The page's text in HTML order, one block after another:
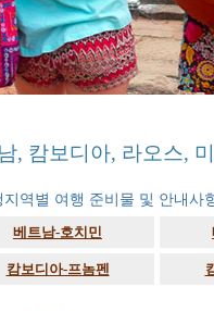
, 캄보디아, 라오스,
지역별 여행 준비물 및 안내사
베트남-호치민
캄보디아-프놈펜